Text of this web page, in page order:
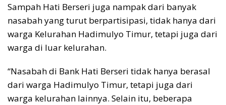
Sampah Hati Berseri juga nampak dari banyak
nasabah yang turut berpartisipasi, tidak hanya dari
warga Kelurahan Hadimulyo Timur, tetapi juga dari
warga di luar kelurahan.
“Nasabah di Bank Hati Berseri tidak hanya berasal
dari warga Hadimulyo Timur, tetapi juga dari
warga kelurahan lainnya. Selain itu, beberapa